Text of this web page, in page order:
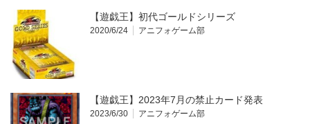
【遊戯王】初代ゴールドシリーズ
2020/6/24 アニフォゲーム部
【遊戯王】2023年7月の禁止カード発表
2023/6/30 アニフォゲーム部